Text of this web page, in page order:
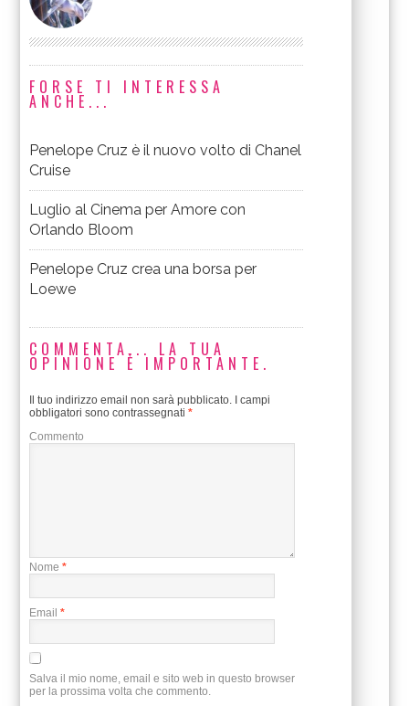
FORSE TI INTERESSA
ANCHE...
Penelope Cruz è il nuovo volto di Chanel
Cruise
Luglio al Cinema per Amore con
Orlando Bloom
Penelope Cruz crea una borsa per
Loewe
COMMENTA... LA TUA
OPINIONE È IMPORTANTE.
Il tuo indirizzo email non sarà pubblicato. I campi
obbligatori sono contrassegnati*
Commento
Nome *
Email *
Salva il mio nome, email e sito web in questo browser
per la prossima volta che commento.